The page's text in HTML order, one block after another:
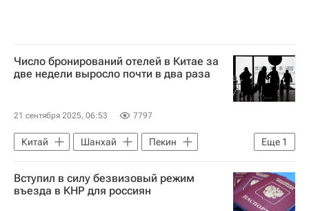
Число бронирований отелей в Китае за
две недели выросло почти в два раза
21 сентября 2025, 06:53 7797
Еще 1
Китай Шанхай
Пекин
Общество
Вступил в силу безвизовый режим
въезда в КНР для россиян